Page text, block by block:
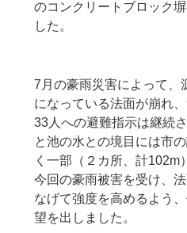
のコンクリートブロック
した。
7月の豪雨災害によって、
になっている法面が崩れ
33人への避難指示は継続
と池の水との境目には市
く一部（２カ所、計102m
今回の豪雨被害を受け、
なげて強度を高めるよう
望を出しました。